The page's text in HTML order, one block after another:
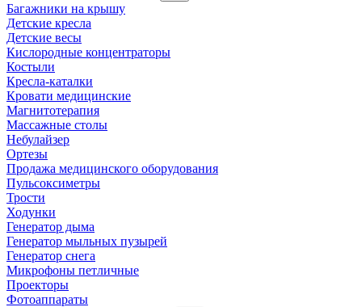
Багажники на крышу
Детские кресла
Детские весы
Кислородные концентраторы
Костыли
Кресла-каталки
Кровати медицинские
Магнитотерапия
Массажные столы
Небулайзер
Ортезы
Продажа медицинского оборудования
Пульсоксиметры
Трости
Ходунки
Генератор дыма
Генератор мыльных пузырей
Генератор снега
Микрофоны петличные
Проекторы
Фотоаппараты